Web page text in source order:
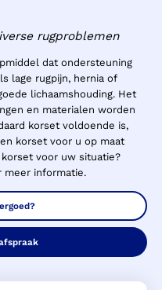
rugproblemen
dat ondersteuning
lage rugpijn, hernia of
lichaamshouding. Het
en materialen worden
korset voldoende is,
korset voor u op maat
voor uw situatie?
meer informatie.